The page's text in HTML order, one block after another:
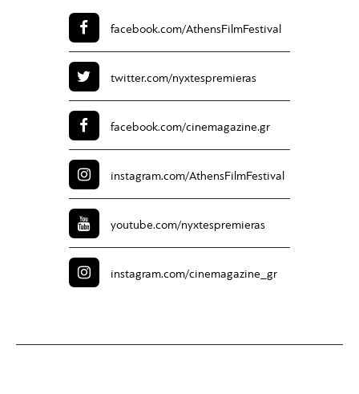
facebook.com/AthensFilmFestival
twitter.com/nyxtespremieras
facebook.com/cinemagazine.gr
instagram.com/AthensFilmFestival
youtube.com/nyxtespremieras
instagram.com/cinemagazine_gr